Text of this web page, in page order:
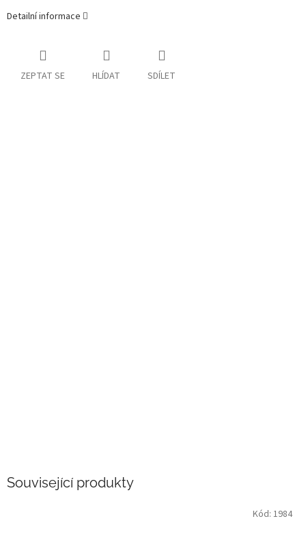
Detailní informace
ZEPTAT SE HLÍDAT SDÍLET
Související produkty
Kód: 1984